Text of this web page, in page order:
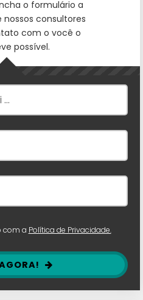
o formulário a
nossos consultores
com o você o
possível.
com a Política de Privacidade.